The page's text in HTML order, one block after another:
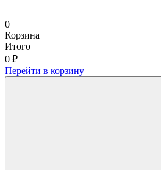
0
Корзина
Итого
0 ₽
Перейти в корзину